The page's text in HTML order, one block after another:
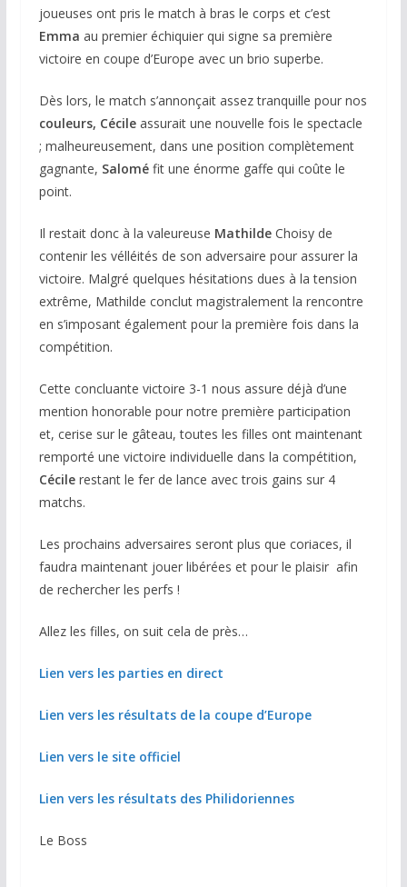
joueuses ont pris le match à bras le corps et c’est
Emma au premier échiquier qui signe sa première
victoire en coupe d’Europe avec un brio superbe.
Dès lors, le match s’annonçait assez tranquille pour nos
couleurs, Cécileassurait une nouvelle fois le spectacle
; malheureusement, dans une position complètement
gagnante, Saloméfit une énorme gaffe qui coûte le
point.
Il restait donc à la valeureuse MathildeChoisy de
contenir les vélléités de son adversaire pour assurer la
victoire. Malgré quelques hésitations dues à la tension
extrême, Mathilde conclut magistralement la rencontre
en s’imposant également pour la première fois dans la
compétition.
Cette concluante victoire 3-1 nous assure déjà d’une
mention honorable pour notre première participation
et, cerise sur le gâteau, toutes les filles ont maintenant
remporté une victoire individuelle dans la compétition,
Cécilerestant le fer de lance avec trois gains sur 4
matchs.
Les prochains adversaires seront plus que coriaces, il
faudra maintenant jouer libérées et pour le plaisir afin
de rechercher les perfs !
Allez les filles, on suit cela de près…
Lien vers les parties en direct
Lien vers les résultats de la coupe d’Europe
Lien vers le site officiel
Lien vers les résultats des Philidoriennes
Le Boss